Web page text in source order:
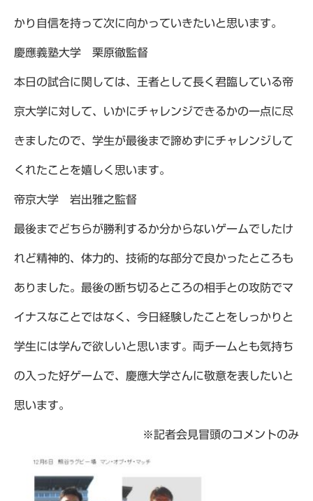
かり自信を持って次に向かっていきたいと思います。
慶應義塾大学 栗原徹監督
本日の試合に関しては、王者として長く君臨している帝
京大学に対して、いかにチャレンジできるかの一点に尽
きましたので、学生が最後まで諦めずにチャレンジして
くれたことを嬉しく思います。
帝京大学 岩出雅之監督
最後までどちらが勝利するか分からないゲームでしたけ
れど精神的、体力的、技術的な部分で良かったところも
ありました。最後の断ち切るところの相手との攻防でマ
イナスなことではなく、今日経験したことをしっかりと
学生には学んで欲しいと思います。両チームとも気持ち
の入った好ゲームで、慶應大学さんに敬意を表したいと
思います。
※記者会見冒頭のコメントのみ